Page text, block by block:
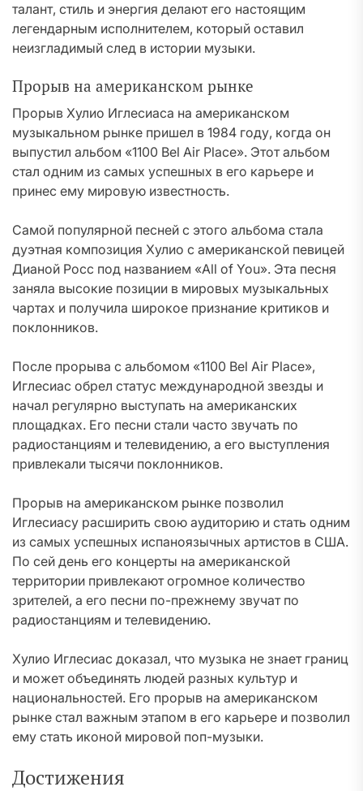
талант, стиль и энергия делают его настоящим
легендарным исполнителем, который оставил
неизгладимый след в истории музыки.
Прорыв на американском рынке
Прорыв Хулио Иглесиаса на американском
музыкальном рынке пришел в 1984 году, когда он
выпустил альбом «1100 Bel Air Place». Этот альбом
стал одним из самых успешных в его карьере и
принес ему мировую известность.
Самой популярной песней с этого альбома стала
дуэтная композиция Хулио с американской певицей
Дианой Росс под названием «All of You». Эта песня
заняла высокие позиции в мировых музыкальных
чартах и получила широкое признание критиков и
поклонников.
После прорыва с альбомом «1100 Bel Air Place»,
Иглесиас обрел статус международной звезды и
начал регулярно выступать на американских
площадках. Его песни стали часто звучать по
радиостанциям и телевидению, а его выступления
привлекали тысячи поклонников.
Прорыв на американском рынке позволил
Иглесиасу расширить свою аудиторию и стать одним
из самых успешных испаноязычных артистов в США.
По сей день его концерты на американской
территории привлекают огромное количество
зрителей, а его песни по-прежнему звучат по
радиостанциям и телевидению.
Хулио Иглесиас доказал, что музыка не знает границ
и может объединять людей разных культур и
национальностей. Его прорыв на американском
рынке стал важным этапом в его карьере и позволил
ему стать иконой мировой поп-музыки.
Достижения